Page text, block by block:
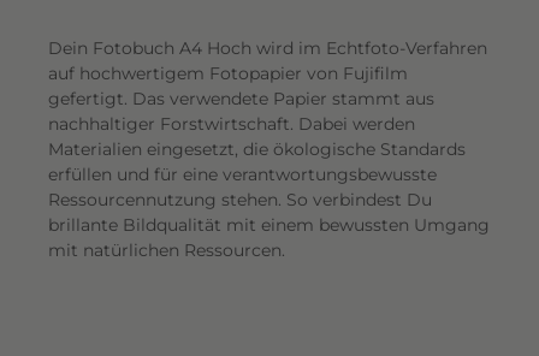
Dein Fotobuch A4 Hoch wird im Echtfoto-Verfahren
auf hochwertigem Fotopapier von Fujifilm
gefertigt. Das verwendete Papier stammt aus
nachhaltiger Forstwirtschaft. Dabei werden
Materialien eingesetzt, die ökologische Standards
erfüllen und für eine verantwortungsbewusste
Ressourcennutzung stehen. So verbindest Du
brillante Bildqualität mit einem bewussten Umgang
mit natürlichen Ressourcen.